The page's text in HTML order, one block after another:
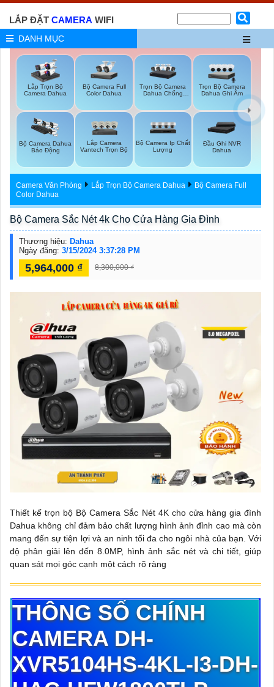
LẮP ĐẶT CAMERA WIFI
DANH MỤC
Lắp Trọn Bộ
Camera Dahua
Bộ Camera Full
Color Dahua
Trọn Bộ Camera
Dahua Chống
Trọn Bộ Camera
Dahua Ghi Âm
Bộ Camera Dahua
Báo Động
Lắp Camera
Vantech Trọn Bộ
Bộ Camera Ip Chất
Lượng
Đầu Ghi NVR
Dahua
Camera Văn Phòng Lắp Trọn Bộ Camera Dahua
Bộ Camera Full
Color Dahua
Bộ Camera Sắc Nét 4k Cho Cửa Hàng Gia Đình
Thương hiệu: Dahua
Ngày đăng: 3/15/2024 3:37:28 PM
5,964,000 ₫ 8,300,000 ₫
Thiết kế trọn bộ Bộ Camera Sắc Nét 4K cho cửa hàng gia đình
Dahua không chỉ đảm bảo chất lượng hình ảnh đỉnh cao mà còn
mang đến sự tiện lợi và an ninh tối đa cho ngôi nhà của bạn. Với
độ phân giải lên đến 8.0MP, hình ảnh sắc nét và chi tiết, giúp
quan sát mọi góc cạnh một cách rõ ràng
THÔNG SỐ CHÍNH
CAMERA DH-
XVR5104HS-4KL-I3-DH-